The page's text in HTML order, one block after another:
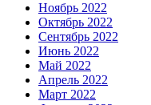
Ноябрь 2022
Октябрь 2022
Сентябрь 2022
Июнь 2022
Май 2022
Апрель 2022
Март 2022